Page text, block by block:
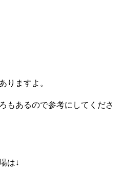
りますよ。
もあるので参考にしてくださ
は↓